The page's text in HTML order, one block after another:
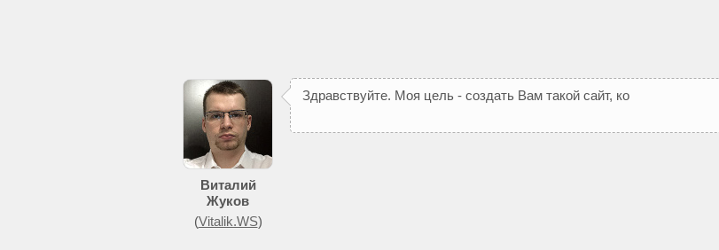
Виталий
Жуков
(Vitalik.WS)
Здравствуйте. Моя цель - создать Вам такой сайт, ко